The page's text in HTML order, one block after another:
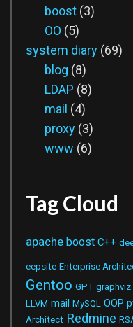
boost (3)
OO (5)
system diary (69)
blog (8)
LDAP (8)
mail (4)
proxy (3)
www (6)
Tag Cloud
apache boost C++
eepsite Enterprise
Gentoo GPT graphviz
LLVM mail MySQL OOP
Architect Redmine